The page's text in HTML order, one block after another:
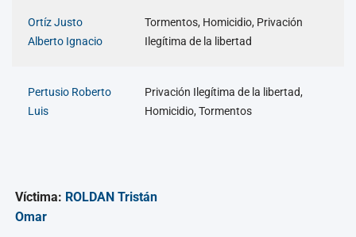
Ortíz Justo
Alberto Ignacio
Tormentos, Homicidio, Privación
Ilegítima de la libertad
Pertusio Roberto
Luis
Privación Ilegítima de la libertad,
Homicidio, Tormentos
Víctima: ROLDAN Tristán
Omar